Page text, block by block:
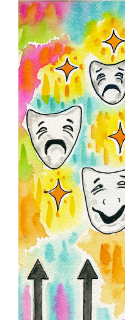
Contact